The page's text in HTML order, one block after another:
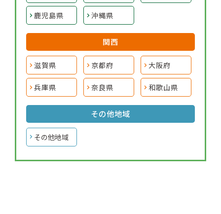
鹿児島県 沖縄県
関西
滋賀県 京都府 大阪府
兵庫県 奈良県 和歌山県
その他地域
その他地域